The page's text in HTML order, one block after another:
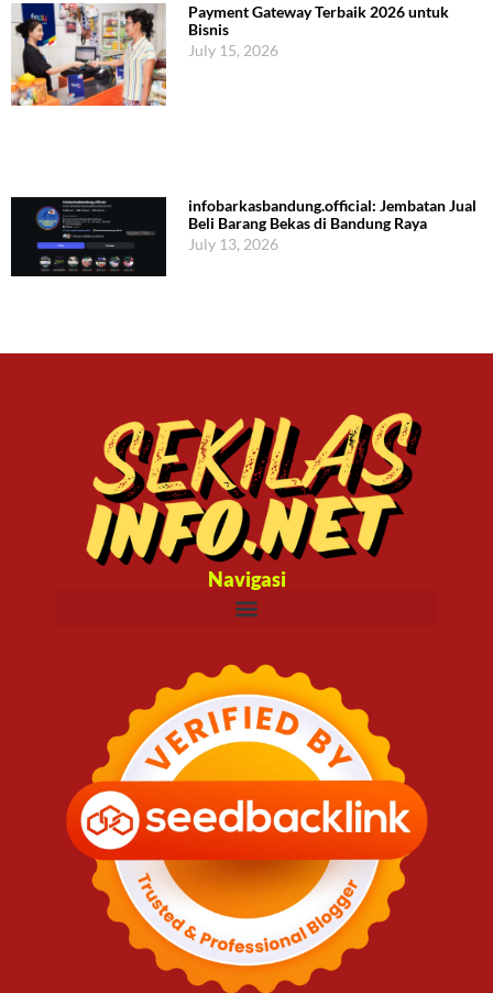
Payment Gateway Terbaik 2026 untuk
Bisnis
July 15, 2026
infobarkasbandung.official: Jembatan Jual
Beli Barang Bekas di Bandung Raya
July 13, 2026
Navigasi